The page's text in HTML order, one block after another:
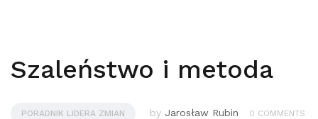
Szaleństwo i metoda
PORADNIK LIDERA ZMIAN by Jarosław Rubin 0 COMMENTS